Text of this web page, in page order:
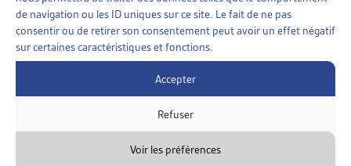
de navigation ou les ID uniques sur ce site. Le fait de ne pas
consentir ou de retirer son consentement peut avoir un effet négatif
sur certaines caractéristiques et fonctions.
Accepter
Refuser
Voir les préférences
l’Artias a publié en juin 2025 un article à ce propos (voir ci-
dessous « Sur le même thème… »).
Endettement
Le Conseil national a adhéré à la proposition de
modification du Conseil des États de la motion
souhaite réduire les émoluments en matière de poursuite et
de faillite. L’objet est transmis au Conseil fédéral pour